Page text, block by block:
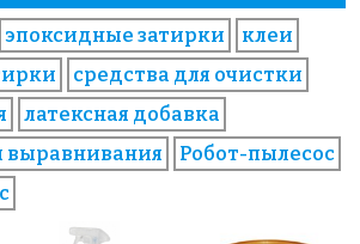
эпоксидные затирки
клеи
средства для очистки
латексная добавка
выравнивания
Робот-пылесос